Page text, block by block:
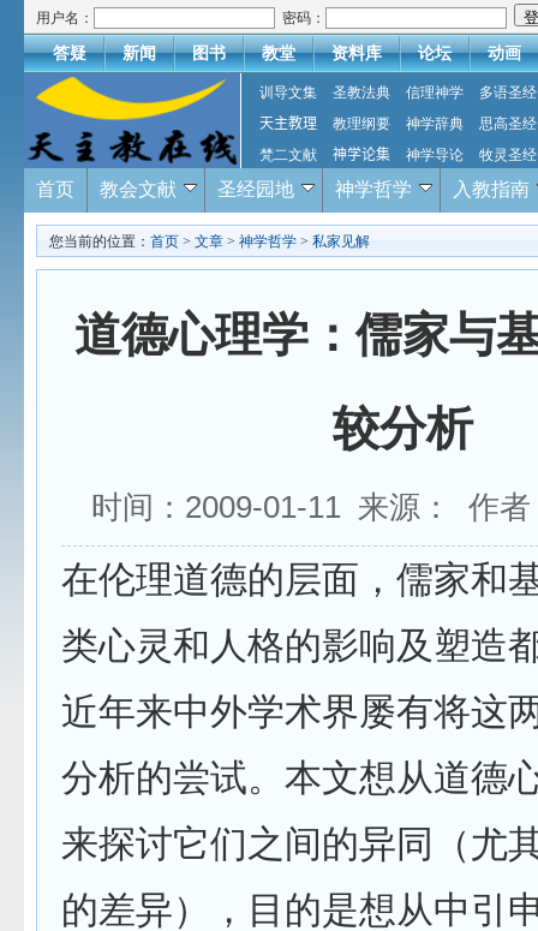
用户名： 密码：
答疑 新闻 图书 教堂 资料库 论坛 动画
训导文集 圣教法典 信理神学
多语圣经
天主教理
教理纲要 神学辞典
思高圣经
梵二文献
神学论集 神学导论 牧灵圣经
首页 教会文献 圣经园地 神学哲学 入教指南
您当前的位置： 首页 > 文章 > 神学哲学 > 私家见解
道德心理学：儒家与
较分析
时间：2009-01-11 来源： 作者
在伦理道德的层面，儒家和
类心灵和人格的影响及塑造
近年来中外学术界屡有将这
分析的尝试。本文想从道德
来探讨它们之间的异同（尤
的差异），目的是想从中引